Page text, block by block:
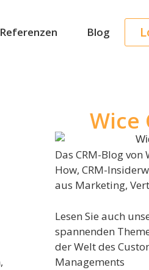
Referenzen Blog
Wice
Das CRM-Blog von
How, CRM-
aus Marketing,
Lesen Sie auch
spannenden
der Welt des
Managements